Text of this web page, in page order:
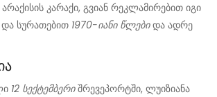
კარაქი, გვიან რეკლამირებით იგი
სურათებით 1970-იანი წლებიდა ადრე
12 სექტემბერიშრევეპორტში, ლუიზიანა